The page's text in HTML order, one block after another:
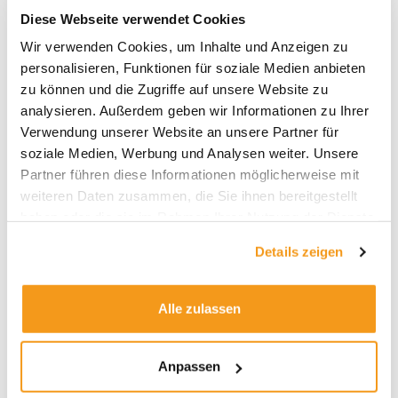
Diese Webseite verwendet Cookies
Wir verwenden Cookies, um Inhalte und Anzeigen zu
personalisieren, Funktionen für soziale Medien anbieten
zu können und die Zugriffe auf unsere Website zu
analysieren. Außerdem geben wir Informationen zu Ihrer
Verwendung unserer Website an unsere Partner für
soziale Medien, Werbung und Analysen weiter. Unsere
Partner führen diese Informationen möglicherweise mit
weiteren Daten zusammen, die Sie ihnen bereitgestellt
Details zeigen
Alle zulassen
Anpassen
Global Virus Network
Weiterlesen »
Corona-Krise: Kühle Köpfe
verzweifelt gesucht
Ali Masarwah
In der aktuellen Corona-Krise ist überdachtes
Handeln gefragt – oder professionelle Hilfe Als wir
zu Jahresbeginn das Jahr 2020 zu einem Jahr
Corona-
Krise:
Kühle
Köpfe
verzweifelt